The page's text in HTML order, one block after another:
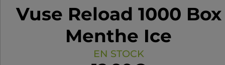
Vuse Reload 1000 Box
Menthe Ice
EN STOCK